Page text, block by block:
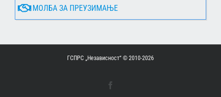
МОЛБА ЗА ПРЕУЗИМАЊЕ
ГСПРС „Независност“ © 2010-2026